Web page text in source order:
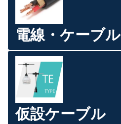
電線・ケーブル
仮設ケーブル